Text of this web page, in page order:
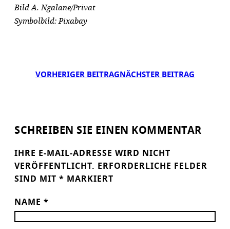
Bild A. Ngalane/Privat
Symbolbild: Pixabay
VORHERIGER BEITRAG NÄCHSTER BEITRAG
SCHREIBEN SIE EINEN KOMMENTAR
IHRE E-MAIL-ADRESSE WIRD NICHT
VERÖFFENTLICHT.
ERFORDERLICHE FELDER
SIND MIT * MARKIERT
NAME *